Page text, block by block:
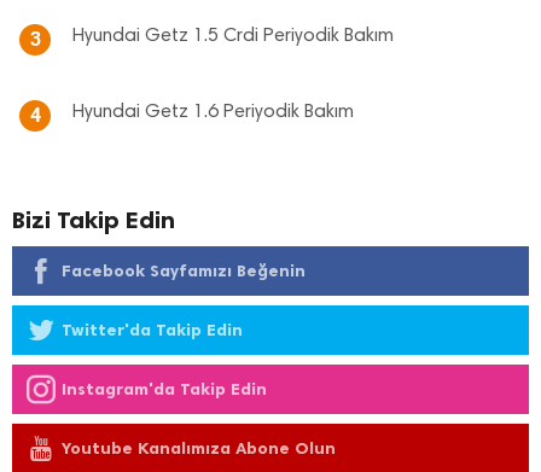
3 Hyundai Getz 1.5 Crdi Periyodik Bakım
4 Hyundai Getz 1.6 Periyodik Bakım
Bizi Takip Edin
Facebook Sayfamızı Beğenin
Twitter'da Takip Edin
Instagram'da Takip Edin
Youtube Kanalımıza Abone Olun